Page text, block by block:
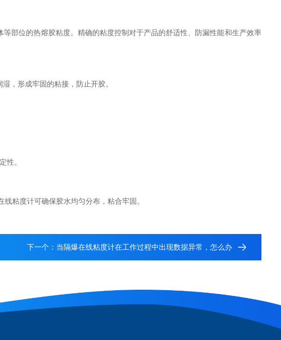
位的热熔胶粘度。精确的粘度控制对于产品的舒适性、防漏性能和生产效率
，形成牢固的粘接，防止开胶。
性。
粘度计可确保胶水均匀分布，粘合牢固。
下一个： 当隔爆在线粘度计在工作过程中出现数据异常，怎么办